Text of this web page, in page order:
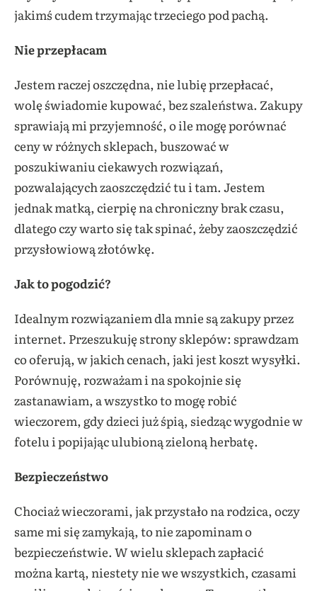
jakimś cudem trzymając trzeciego pod pachą.
Nie przepłacam
Jestem raczej oszczędna, nie lubię przepłacać,
wolę świadomie kupować, bez szaleństwa. Zakupy
sprawiają mi przyjemność, o ile mogę porównać
ceny w różnych sklepach, buszować w
poszukiwaniu ciekawych rozwiązań,
pozwalających zaoszczędzić tu i tam. Jestem
jednak matką, cierpię na chroniczny brak czasu,
dlatego czy warto się tak spinać, żeby zaoszczędzić
przysłowiową złotówkę.
Jak to pogodzić?
Idealnym rozwiązaniem dla mnie są zakupy przez
internet. Przeszukuję strony sklepów: sprawdzam
co oferują, w jakich cenach, jaki jest koszt wysyłki.
Porównuję, rozważam i na spokojnie się
zastanawiam, a wszystko to mogę robić
wieczorem, gdy dzieci już śpią, siedząc wygodnie w
fotelu i popijając ulubioną zieloną herbatę.
Bezpieczeństwo
Chociaż wieczorami, jak przystało na rodzica, oczy
same mi się zamykają, to nie zapominam o
bezpieczeństwie. W wielu sklepach zapłacić
można kartą, niestety nie we wszystkich, czasami